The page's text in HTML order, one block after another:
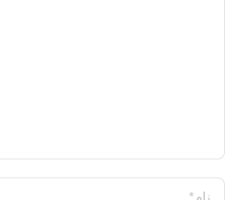
نام *